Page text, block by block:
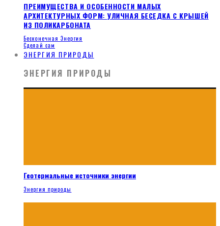
ПРЕИМУЩЕСТВА И ОСОБЕННОСТИ МАЛЫХ
АРХИТЕКТУРНЫХ ФОРМ: УЛИЧНАЯ БЕСЕДКА С КРЫШЕЙ
ИЗ ПОЛИКАРБОНАТА
Бесконечная Энергия
Сделай сам
ЭНЕРГИЯ ПРИРОДЫ
ЭНЕРГИЯ ПРИРОДЫ
Геотермальные источники энергии
Энергия природы